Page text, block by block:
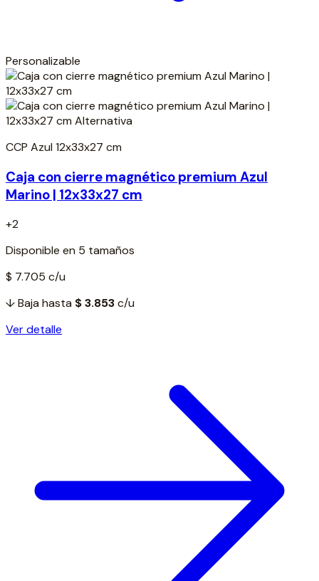
Personalizable
CCP Azul 12x33x27 cm
Caja con cierre magnético premium Azul
Marino | 12x33x27 cm
+2
Disponible en 5 tamaños
$ 7.705 c/u
↓ Baja hasta $ 3.853c/u
Ver detalle